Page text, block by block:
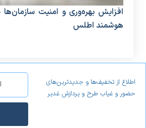
افزایش بهره‌وری و امنیت
هوشمند اطلس
اطلاع از تخفیف‌ها و جدیدترین‌های
حضور و غیاب طرح و پردازش غدیر